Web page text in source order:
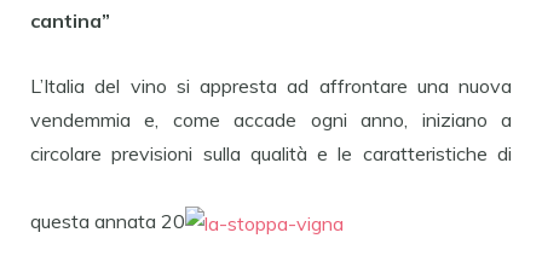
cantina”
L’Italia del vino si appresta ad affrontare una nuova
vendemmia e, come accade ogni anno, iniziano a
circolare previsioni sulla qualità e le caratteristiche di
questa annata 20